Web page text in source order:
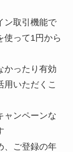
ン取引機能で
使って1円から
かったり有効
用いただくこ
ャンペーンな
、ご登録の年